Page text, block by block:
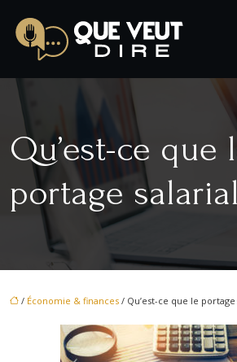
Qu’est-ce que
portage
/ Économie & finances / Qu’est-ce que le portage